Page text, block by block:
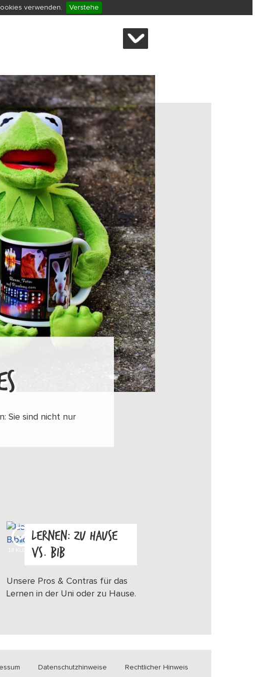
verwenden. Verstehe
Sie sind nicht nur
KUDOS
LERNEN: ZU HAUSE
VS. BIB
Unsere Pros & Contras für das
Lernen in der Uni oder zu Hause.
Datenschutzhinweise Rechtlicher Hinweis